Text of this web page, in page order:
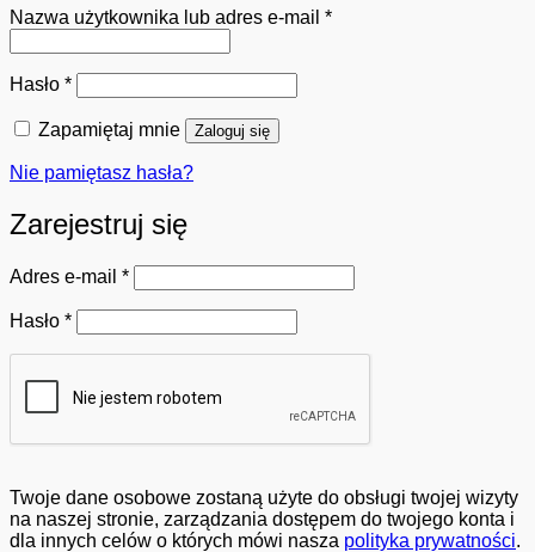
Nazwa użytkownika lub adres e-mail *Wymagane
Hasło *Wymagane
Zapamiętaj mnie Zaloguj się
Nie pamiętasz hasła?
Zarejestruj się
Adres e-mail *Wymagane
Hasło *Wymagane
Twoje dane osobowe zostaną użyte do obsługi twojej wizyty
na naszej stronie, zarządzania dostępem do twojego konta i
dla innych celów o których mówi nasza polityka prywatności.